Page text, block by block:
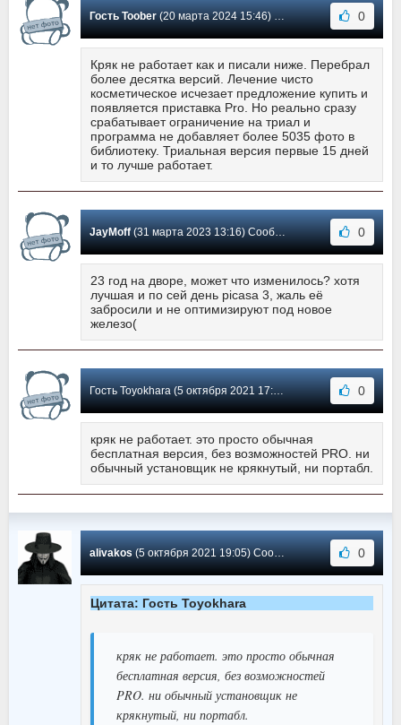
Гость Toober(20 марта 2024 15:46) Сообщение #23 0
Кряк не работает как и писали ниже. Перебрал
более десятка версий. Лечение чисто
косметическое исчезает предложение купить и
появляется приставка Pro. Но реально сразу
срабатывает ограничение на триал и
программа не добавляет более 5035 фото в
библиотеку. Триальная версия первые 15 дней
и то лучше работает.
JayMoff(31 марта 2023 13:16) Сообщение #22 0
23 год на дворе, может что изменилось? хотя
лучшая и по сей день picasa 3, жаль её
забросили и не оптимизируют под новое
железо(
Гость Toyokhara (5 октября 2021 17:20) Сообщение #21 0
кряк не работает. это просто обычная
бесплатная версия, без возможностей PRO. ни
обычный установщик не крякнутый, ни портабл.
alivakos(5 октября 2021 19:05) Сообщение #20 0
Цитата: Гость Toyokhara
кряк не работает. это просто обычная
бесплатная версия, без возможностей
PRO. ни обычный установщик не
крякнутый, ни портабл.